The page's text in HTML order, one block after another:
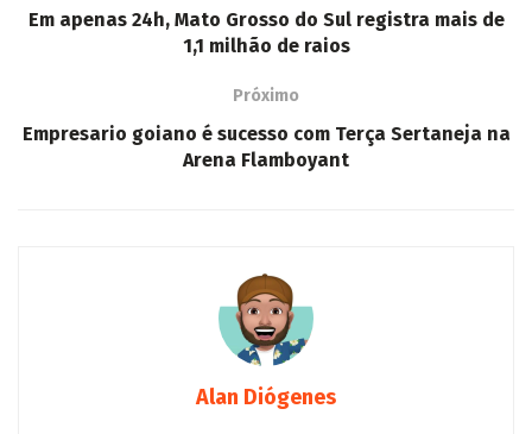
Em apenas 24h, Mato Grosso do Sul registra mais de
1,1 milhão de raios
Próximo
Empresario goiano é sucesso com Terça Sertaneja na
Arena Flamboyant
Alan Diógenes